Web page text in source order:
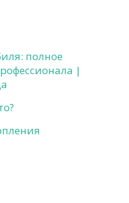
полное
|